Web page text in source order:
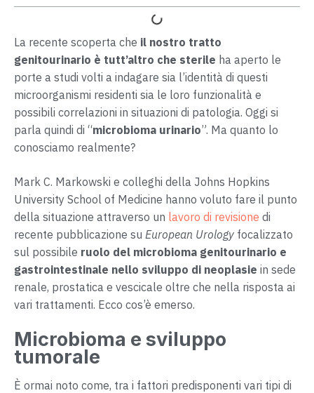
La recente scoperta che il nostro tratto
genitourinario è tutt’altro che sterile ha aperto le
porte a studi volti a indagare sia l’identità di questi
microorganismi residenti sia le loro funzionalità e
possibili correlazioni in situazioni di patologia. Oggi si
parla quindi di “microbioma urinario”. Ma quanto lo
conosciamo realmente?
Mark C. Markowski e colleghi della Johns Hopkins
University School of Medicine hanno voluto fare il punto
della situazione attraverso un lavoro di revisione di
recente pubblicazione su European Urology focalizzato
sul possibile ruolo del microbioma genitourinario e
gastrointestinale nello sviluppo di neoplasie in sede
renale, prostatica e vescicale oltre che nella risposta ai
vari trattamenti. Ecco cos’è emerso.
Microbioma e sviluppo
tumorale
È ormai noto come, tra i fattori predisponenti vari tipi di